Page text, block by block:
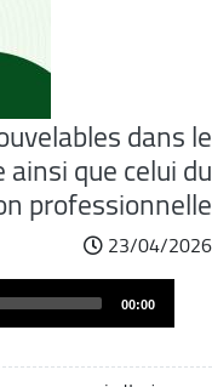
dans le
que celui du
professionnelle
23/04/2026
00:00